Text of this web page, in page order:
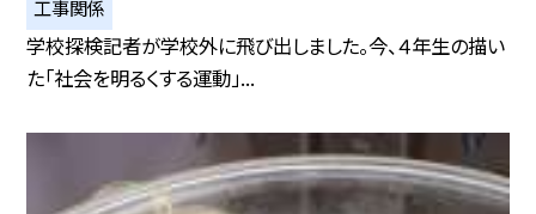
工事関係
学校探検記者が学校外に飛び出しました。今、４年生の描い
た「社会を明るくする運動」...